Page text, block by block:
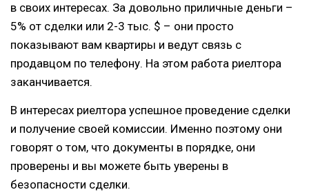
в своих интересах. За довольно приличные деньги –
5% от сделки или 2-3 тыс. $ – они просто
показывают вам квартиры и ведут связь с
продавцом по телефону. На этом работа риелтора
заканчивается.
В интересах риелтора успешное проведение сделки
и получение своей комиссии. Именно поэтому они
говорят о том, что документы в порядке, они
проверены и вы можете быть уверены в
безопасности сделки.